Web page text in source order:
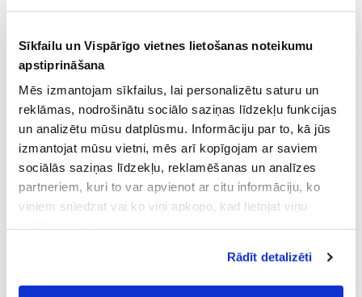
Sīkfailu un Vispārīgo vietnes lietošanas noteikumu
apstiprināšana
Mēs izmantojam sīkfailus, lai personalizētu saturu un
reklāmas, nodrošinātu sociālo saziņas līdzekļu funkcijas
un analizētu mūsu datplūsmu. Informāciju par to, kā jūs
izmantojat mūsu vietni, mēs arī kopīgojam ar saviem
sociālās saziņas līdzekļu, reklamēšanas un analīzes
partneriem, kuri to var apvienot ar citu informāciju, ko
viņiem sniedzat vai ko viņi apkopo, kad lietojat viņu
Vispārīgiem vietnes lietošanas
noteikumiem(saīsināti - VVLN).
Rādīt detalizēti